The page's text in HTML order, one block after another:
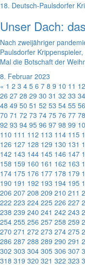
18. Deutsch-Paulsdorfer
Unser Dach:
Nach zweijähriger
Paulsdorfer
Mal die Botschaft der
8. Februar 2023
« 1 2 3 4 5 6 7 8 9 10 11 12
26 27 28 29 30 31 32 33 34
48 49 50 51 52 53 54 55 56
70 71 72 73 74 75 76 77 78
92 93 94 95 96 97 98 99
110 111 112 113 114 115
126 127 128 129 130 131
142 143 144 145 146 147
158 159 160 161 162 163
174 175 176 177 178 179
190 191 192 193 194 195
206 207 208 209 210 211
222 223 224 225 226 227
238 239 240 241 242 243
254 255 256 257 258 259
270 271 272 273 274 275
286 287 288 289 290 291
302 303 304 305 306 307
318 319 320 321 322 323